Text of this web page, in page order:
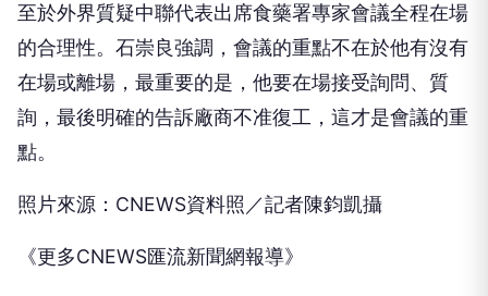
至於外界質疑中聯代表出席食藥署專家會議全程在場
的合理性。石崇良強調，會議的重點不在於他有沒有
在場或離場，最重要的是，他要在場接受詢問、質
詢，最後明確的告訴廠商不准復工，這才是會議的重
點。
照片來源：CNEWS資料照／記者陳鈞凱攝
《更多CNEWS匯流新聞網報導》